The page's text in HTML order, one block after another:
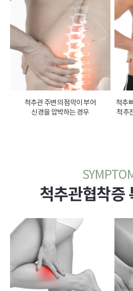
척추관 주변의 점막이 부어
신경을 압박하는 경우
척추
척추
척추관협착증